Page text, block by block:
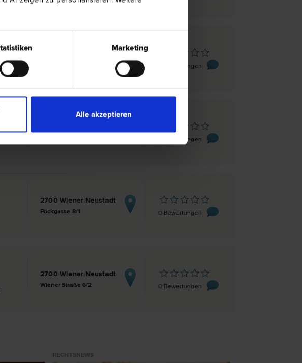
Marketing
Alle akzeptieren
2700 Wiener Neustadt
0 Bewertungen
0 Bewertungen
2700 Wiener Neustadt
Pöckgasse 8/1 0 Bewertungen
2700 Wiener Neustadt
Wiener Straße 6/2 0 Bewertungen